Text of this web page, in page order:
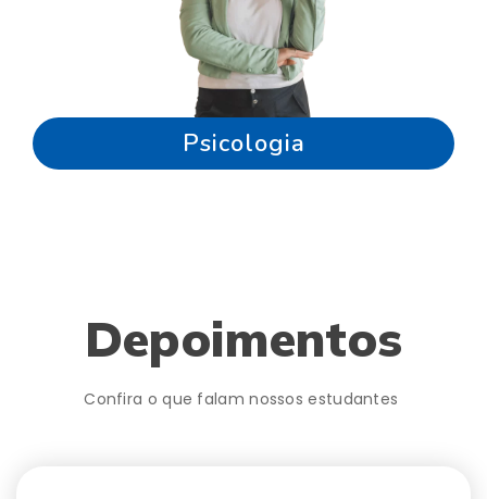
Psicologia
Depoimentos
Confira o que falam nossos estudantes